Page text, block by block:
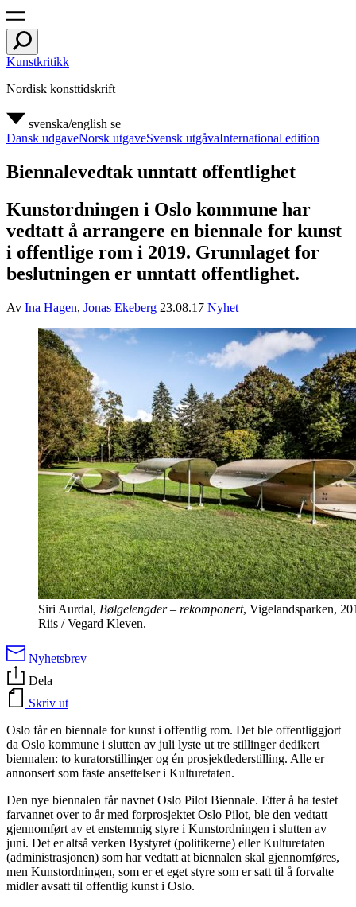
Kunstkritikk
Nordisk konsttidskrift
svenska/english se
Dansk udgaveNorsk utgaveSvensk utgåvaInternational edition
Biennalevedtak unntatt offentlighet
Kunstordningen i Oslo kommune har
vedtatt å arrangere en biennale for kunst
i offentlige rom i 2019. Grunnlaget for
beslutningen er unntatt offentlighet.
Av Ina Hagen, Jonas Ekeberg 23.08.17 Nyhet
Siri Aurdal, Bølgelengder – rekomponert, Vigelandsparken,
Riis / Vegard Kleven.
Nyhetsbrev
Dela
Skriv ut
Oslo får en biennale for kunst i offentlig rom. Det ble offentliggjort
da Oslo kommune i slutten av juli lyste ut tre stillinger dedikert
biennalen: to kuratorstillinger og én prosjektlederstilling. Alle er
annonsert som faste ansettelser i Kulturetaten.
Den nye biennalen får navnet Oslo Pilot Biennale. Etter å ha testet
farvannet over to år med forprosjektet Oslo Pilot, ble den vedtatt
gjennomført av et enstemmig styre i Kunstordningen i slutten av
juni. Det er altså verken Bystyret (politikerne) eller Kulturetaten
(administrasjonen) som har vedtatt at biennalen skal gjennomføres,
men Kunstordningen, som er et eget styre som er satt til å forvalte
midler avsatt til offentlig kunst i Oslo.